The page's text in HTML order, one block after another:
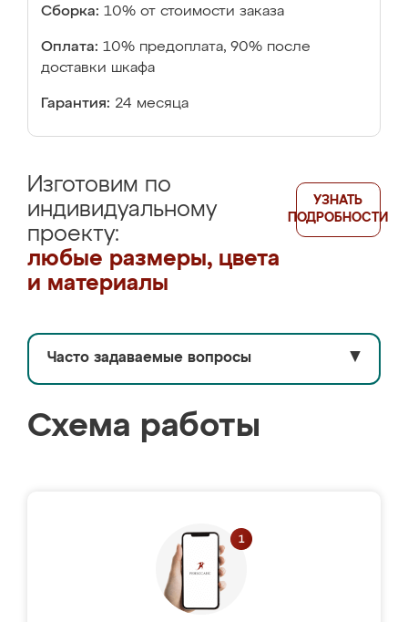
Сборка: 10% от стоимости заказа
Оплата: 10% предоплата, 90% после
доставки шкафа
Гарантия: 24 месяца
Изготовим по
индивидуальному
проекту:
любые размеры, цвета
и материалы
УЗНАТЬ
ПОДРОБНОСТИ
Часто задаваемые вопросы ▼
Схема работы